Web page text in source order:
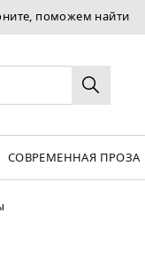
поможем найти
СОВРЕМЕННАЯ ПРОЗА